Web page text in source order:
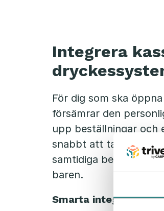
Integrera
För dig som ska
försämrar den
upp beställningar och
snabbt att ta betalt i
samtidiga betalningar.
baren.
Smarta integrationer